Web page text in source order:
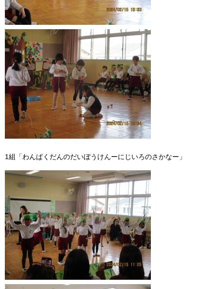
1組「わんぱくだんのだいぼうけんーにじいろのさかなー」